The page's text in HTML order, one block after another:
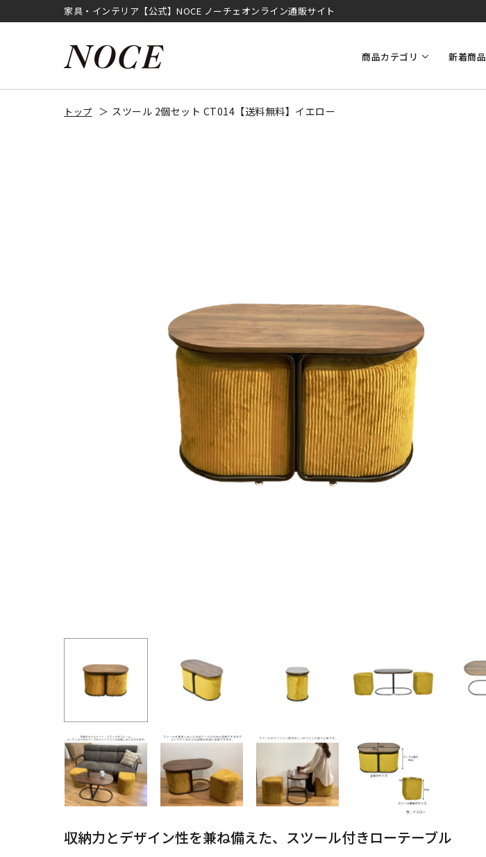
家具・インテリア【公式】NOCE ノーチェオンライン通販サイト
商品カテゴリ 新着商品
トップ スツール 2個セット CT014【送料無料】イエロー
収納力とデザイン性を兼ね備えた、スツール付きローテーブル